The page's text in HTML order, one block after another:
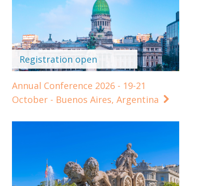
Registration open
Annual Conference 2026 - 19-21
October - Buenos Aires, Argentina